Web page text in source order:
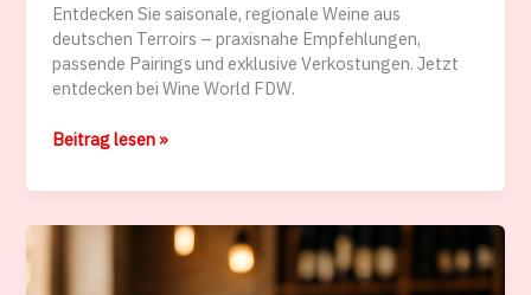
Entdecken Sie saisonale, regionale Weine aus
deutschen Terroirs – praxisnahe Empfehlungen,
passende Pairings und exklusive Verkostungen. Jetzt
entdecken bei Wine World FDW.
Saisonale
Weinempfehlungen
Beitrag lesen »